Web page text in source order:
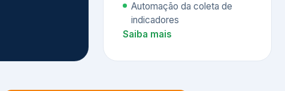
Automação da coleta de
indicadores
Saiba mais